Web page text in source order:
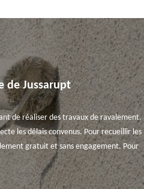
de Jussarupt
de réaliser des travaux de ravalement.
les délais convenus. Pour recueillir les
gratuit et sans engagement. Pour